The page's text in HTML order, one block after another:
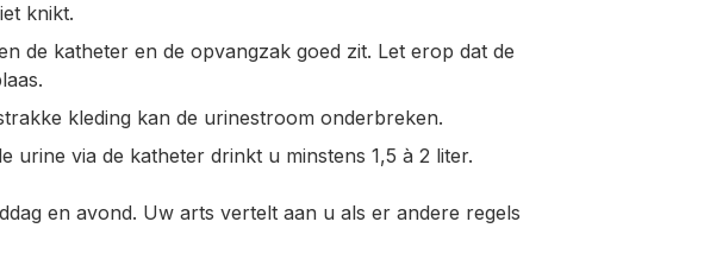
knikt.
de katheter en de opvangzak goed zit. Let erop dat de
kleding kan de urinestroom onderbreken.
urine via de katheter drinkt u minstens 1,5 à 2 liter.
en avond. Uw arts vertelt aan u als er andere regels